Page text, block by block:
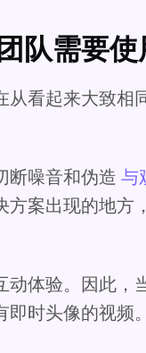
队需要
从看起来大致相
断噪音和伪造 与
方案出现的地方
动体验。因此，
时头像的视频。